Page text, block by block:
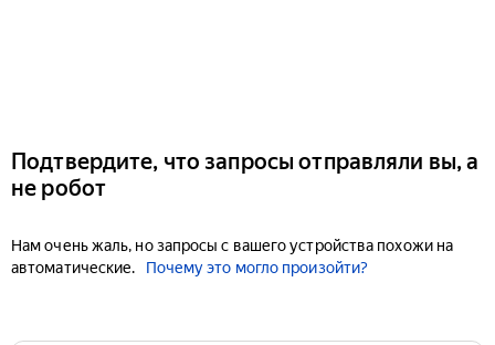
Подтвердите, что запросы отправляли вы, а
не робот
Нам очень жаль, но запросы с вашего устройства похожи на
автоматические.
Почему это могло произойти?